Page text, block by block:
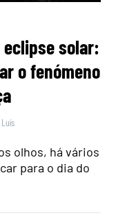
eclipse solar:
o fenómeno
olhos, há vários
para o dia do